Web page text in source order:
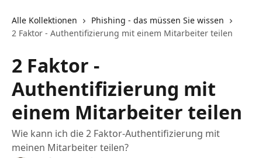
Alle Kollektionen
Phishing - das müssen Sie wissen
2 Faktor - Authentifizierung mit einem Mitarbeiter teilen
2 Faktor -
Authentifizierung mit
einem Mitarbeiter teilen
Wie kann ich die 2 Faktor-Authentifizierung mit
meinen Mitarbeiter teilen?